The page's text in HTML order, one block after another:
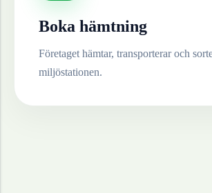
Boka hämtning
Företaget hämtar, transporterar och
miljöstationen.